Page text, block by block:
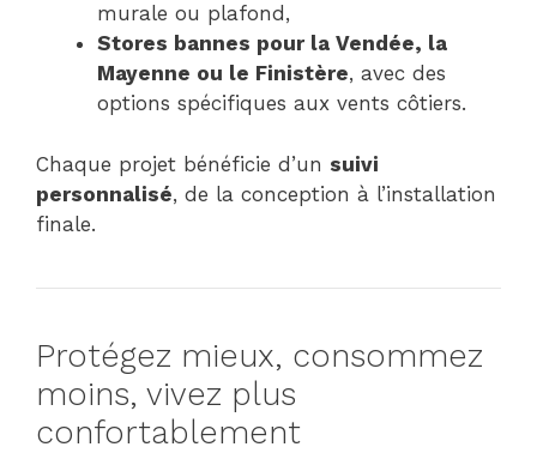
murale ou plafond,
Stores bannes pour la Vendée, la
Mayenne ou le Finistère, avec des
options spécifiques aux vents côtiers.
Chaque projet bénéficie d’un suivi
personnalisé, de la conception à l’installation
finale.
Protégez mieux, consommez
moins, vivez plus
confortablement